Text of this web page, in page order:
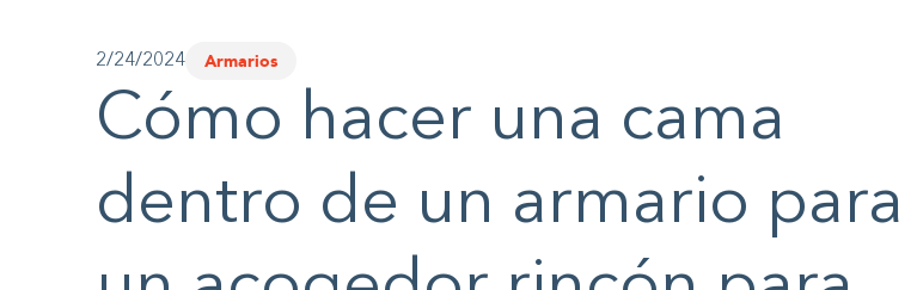
2/24/2024 Armarios
Cómo hacer una cama
dentro de un armario para